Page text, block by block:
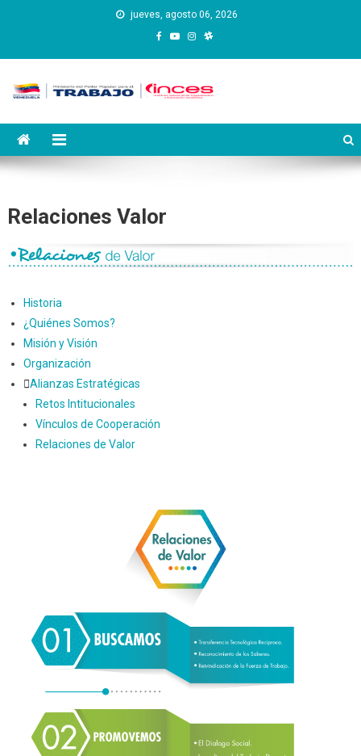
jueves, agosto 06, 2026
Instituto Nacional de
Capacitación y Educación
Relaciones Valor
Historia
¿Quiénes Somos?
Misión y Visión
Organización
Alianzas Estratégicas
Retos Intitucionales
Vínculos de Cooperación
Relaciones de Valor